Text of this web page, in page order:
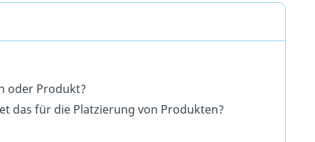
oder Produkt?
das für die Platzierung von Produkten?